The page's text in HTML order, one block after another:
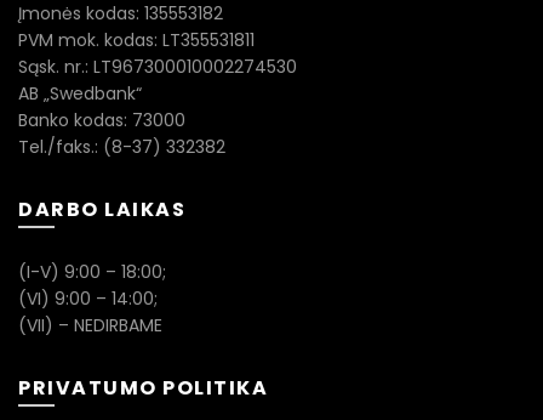
Įmonės kodas: 135553182
PVM mok. kodas: LT355531811
Sąsk. nr.: LT967300010002274530
AB „Swedbank“
Banko kodas: 73000
Tel./faks.: (8-37) 332382
DARBO LAIKAS
(I-V) 9:00 – 18:00;
(VI) 9:00 – 14:00;
(VII) – NEDIRBAME
PRIVATUMO POLITIKA